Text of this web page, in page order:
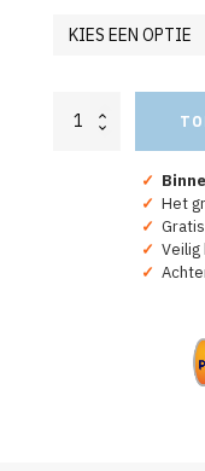
Veiligheidshesje
"Tapmonteur"
✓
✓ Het
✓
✓ Veilig
✓